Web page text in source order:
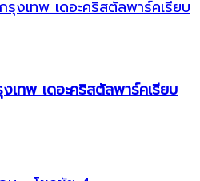
เทพ เดอะคริสตัลพาร์คเรียบ